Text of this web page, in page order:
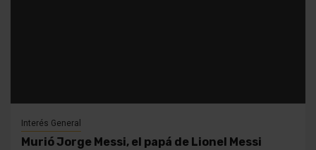
Interés General
Murió Jorge Messi, el papá de Lionel Messi